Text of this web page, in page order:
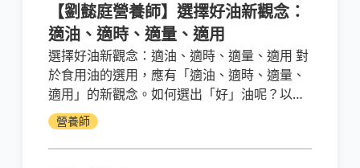
【劉懿庭營養師】選擇好油新觀念：
適油、適時、適量、適用
選擇好油新觀念：適油、適時、適量、適用 對
於食用油的選用，應有「適油、適時、適量、
適用」的新觀念。如何選出「好」油呢？以植
物性來源油脂優先選擇、「單元不飽和脂肪
酸」含量多於「多元不飽和脂肪酸」、不要長
期使用單一產品。根據個人烹調習慣，慎選適
營養師